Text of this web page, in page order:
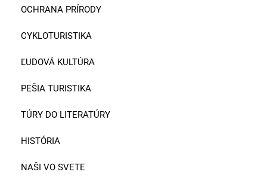
OCHRANA PRÍRODY
CYKLOTURISTIKA
ĽUDOVÁ KULTÚRA
PEŠIA TURISTIKA
TÚRY DO LITERATÚRY
HISTÓRIA
NAŠI VO SVETE